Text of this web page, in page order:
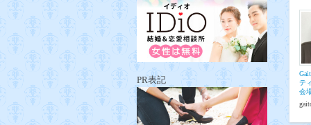
テ
会
PR表記